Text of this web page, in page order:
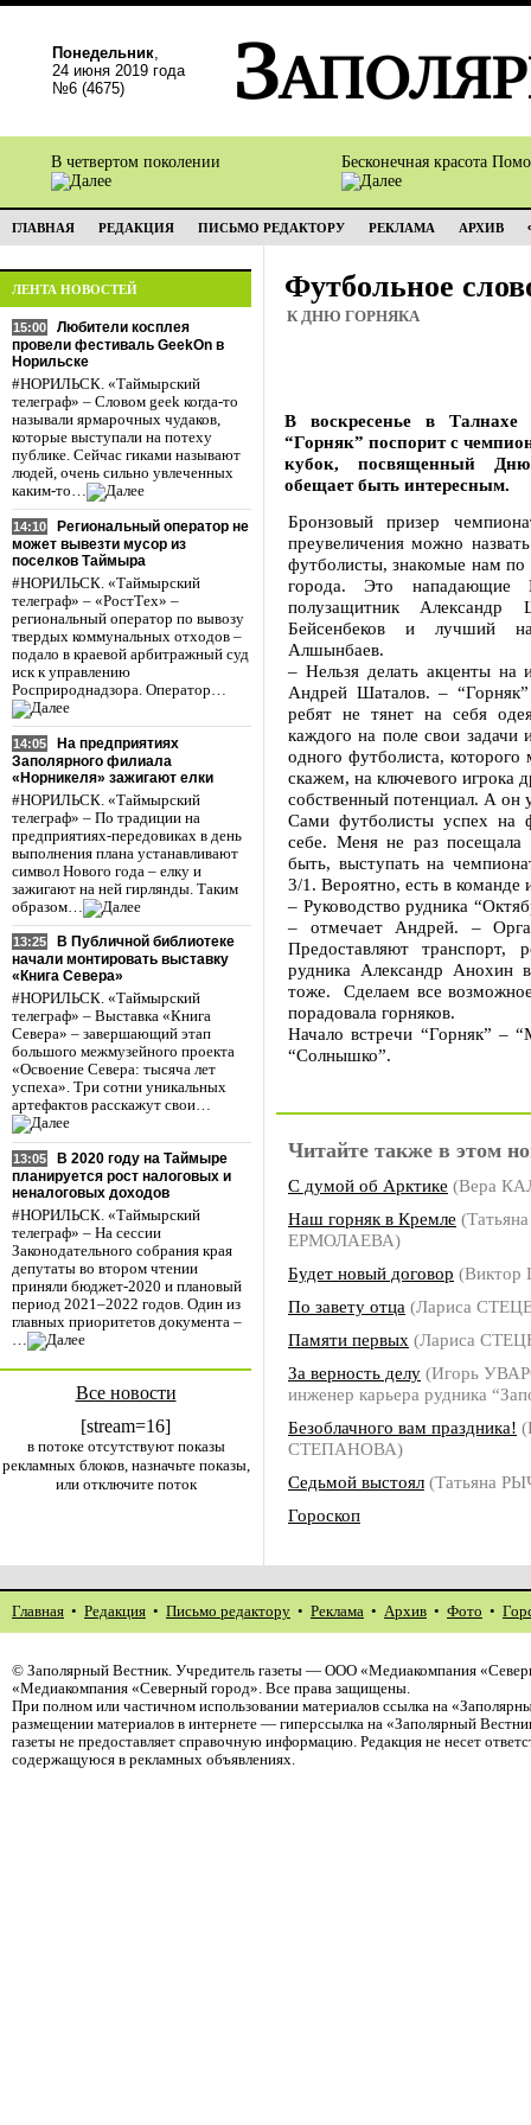
Понедельник,
24 июня 2019 года
№6 (4675)
В четвертом поколении Бесконечная красота
ГЛАВНАЯ РЕДАКЦИЯ ПИСЬМО РЕДАКТОРУ РЕКЛАМА АРХИВ
ЛЕНТА НОВОСТЕЙ
15:00
Любители косплея
провели фестиваль GeekOn в
Норильске
#НОРИЛЬСК. «Таймырский
телеграф» – Словом geek когда-то
называли ярмарочных чудаков,
которые выступали на потеху
публике. Сейчас гиками называют
людей, очень сильно увлеченных
каким-то…
14:10
Региональный оператор не
может вывезти мусор из
поселков Таймыра
#НОРИЛЬСК. «Таймырский
телеграф» – «РостТех» –
региональный оператор по вывозу
твердых коммунальных отходов –
подало в краевой арбитражный суд
иск к управлению
Росприроднадзора. Оператор…
14:05
На предприятиях
Заполярного филиала
«Норникеля» зажигают елки
#НОРИЛЬСК. «Таймырский
телеграф» – По традиции на
предприятиях-передовиках в день
выполнения плана устанавливают
символ Нового года – елку и
зажигают на ней гирлянды. Таким
образом…
13:25
В Публичной библиотеке
начали монтировать выставку
«Книга Севера»
#НОРИЛЬСК. «Таймырский
телеграф» – Выставка «Книга
Севера» – завершающий этап
большого межмузейного проекта
«Освоение Севера: тысяча лет
успеха». Три сотни уникальных
артефактов расскажут свои…
13:05
В 2020 году на Таймыре
планируется рост налоговых и
неналоговых доходов
#НОРИЛЬСК. «Таймырский
телеграф» – На сессии
Законодательного собрания края
депутаты во втором чтении
приняли бюджет-2020 и плановый
период 2021–2022 годов. Один из
главных приоритетов документа –
…
Все новости
[stream=16]
в потоке отсутствуют показы
рекламных блоков, назначьте показы,
или отключите поток
Футбольное
К ДНЮ ГОРНЯКА
В воскресенье в
“Горняк” поспорит с
кубок, посвященный
обещает быть интересным.
Бронзовый призер
преувеличения можно
футболисты, знакомые нам
города. Это нападающие
полузащитник Александр
Бейсенбеков и лучший
Алшынбаев.
– Нельзя делать акценты на
Андрей Шаталов. –
ребят не тянет на себя
каждого на поле свои
одного футболиста,
скажем, на ключевого игрока
собственный потенциал. А он
Сами футболисты успех на
себе. Меня не раз посещала
быть, выступать на
3/1. Вероятно, есть в команде
– Руководство рудника
– отмечает Андрей. –
Предоставляют транспорт,
рудника Александр Анохин
тоже. Сделаем все
порадовала горняков.
Начало встречи “Горняк” –
“Солнышко”.
Читайте также в этом
С думой об Арктике (Вера
Наш горняк в Кремле (Татьяна
ЕРМОЛАЕВА)
Будет новый договор
По завету отца (Лариса
Памяти первых (Лариса
За верность делу (Игорь
инженер карьера рудника
Безоблачного вам праздника!
СТЕПАНОВА)
Седьмой выстоял (Татьяна
Гороскоп
Главная • Редакция • Письмо редактору • Реклама • Архив • Фото •
© Заполярный Вестник. Учредитель газеты — ООО «Медиакомпания
«Медиакомпания «Северный город». Все права защищены.
При полном или частичном использовании материалов ссылка на
размещении материалов в интернете — гиперссылка на «Заполярный
газеты не предоставляет справочную информацию. Редакция не несет
содержащуюся в рекламных объявлениях.